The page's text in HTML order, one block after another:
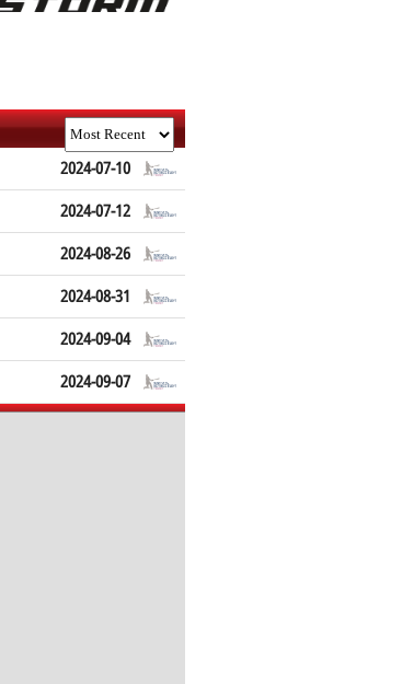
2024-07-10
2024-07-12
2024-08-26
2024-08-31
2024-09-04
2024-09-07